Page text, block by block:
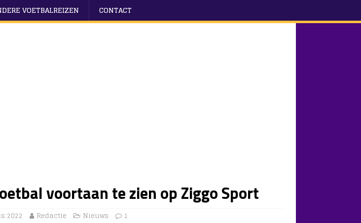
VOETBALREIZEN CONTACT
voortaan te zien op Ziggo Sport
2022 Redactie Nieuws 1